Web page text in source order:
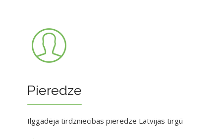
Pieredze
Ilggadēja tirdzniecības pieredze Latvijas tirgū